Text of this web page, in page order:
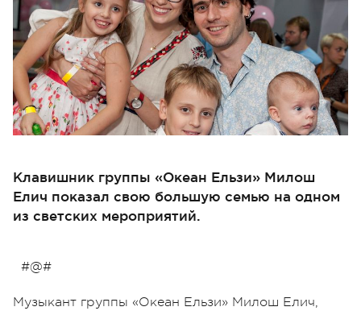
Клавишник группы «Океан Ельзи» Милош
Елич показал свою большую семью на одном
из светских мероприятий.
#@#
Музыкант группы «Океан Ельзи» Милош Елич,